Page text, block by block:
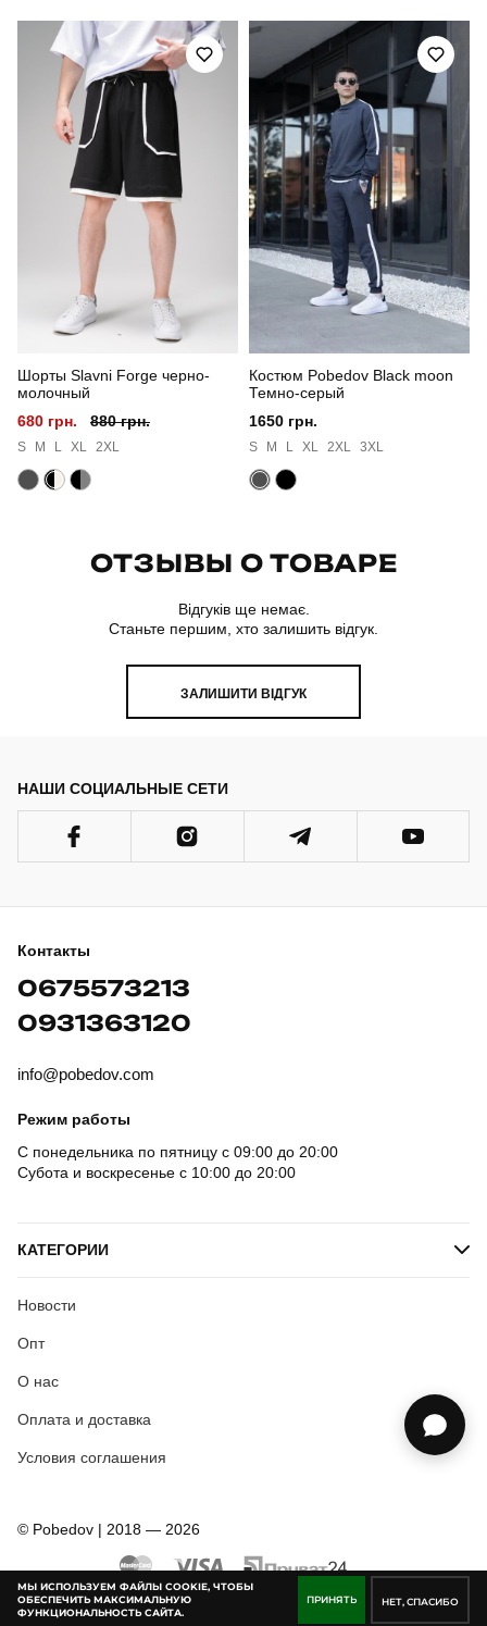
МЫ ИСПОЛЬЗУЕМ ФАЙЛЫ COOKIE, ЧТОБЫ
ОБЕСПЕЧИТЬ МАКСИМАЛЬНУЮ
ФУНКЦИОНАЛЬНОСТЬ САЙТА.
ПРИНЯТЬ НЕТ, СПАСИБО
Артикул OWvr2921Lba
Призначення для повсякденного носіння
повсякденний
Склад тканини
основі (100% поліестер)
Шорты Slavni Forge черно-
молочный
680 грн.
880 грн.
S M L XL 2XL
Костюм Pobedov Black moon
Темно-серый
1650 грн.
S M L XL 2XL 3XL
ОТЗЫВЫ О ТОВАРЕ
Відгуків ще немає.
Станьте першим, хто залишить відгук.
ЗАЛИШИТИ ВІДГУК
НАШИ СОЦИАЛЬНЫЕ СЕТИ
Контакты
0675573213
0931363120
info@pobedov.com
Режим работы
С понедельника по пятницу с 09:00 до 20:00
Субота и воскресенье с 10:00 до 20:00
КАТЕГОРИИ
Новости
Опт
О нас
Оплата и доставка
Условия соглашения
© Pobedov | 2018 — 2026